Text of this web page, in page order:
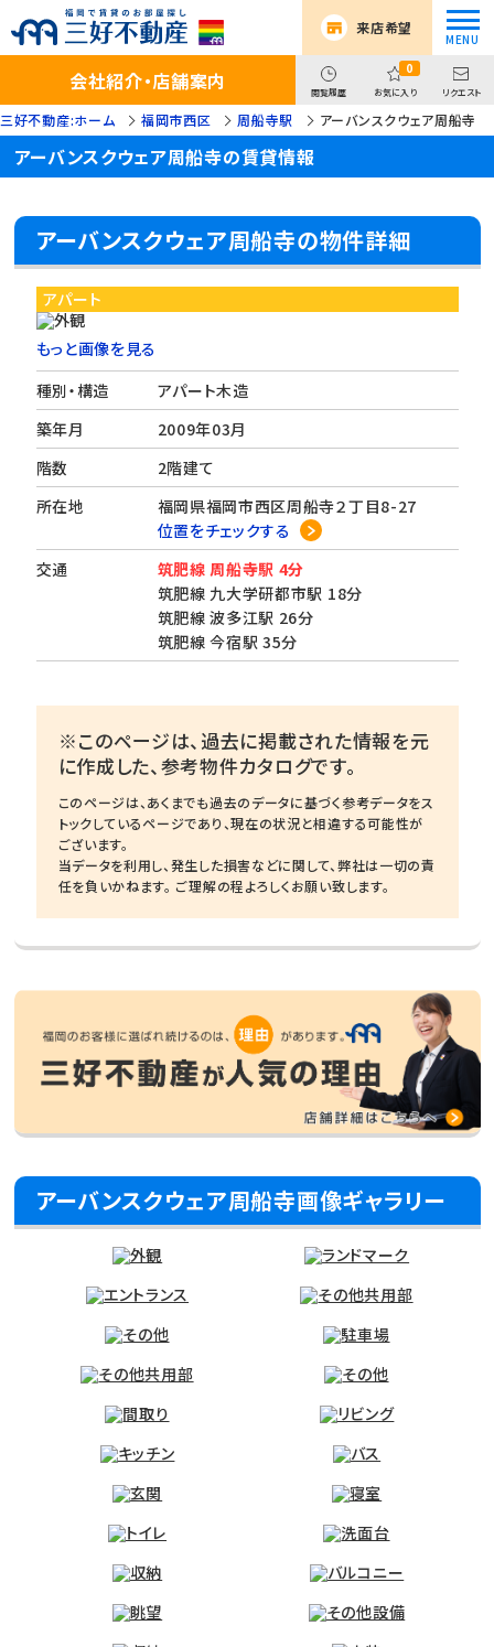
来店希望
会社紹介・店舗案内 閲覧履歴
0
お気に入り リクエスト
三好不動産:ホーム 福岡市西区 周船寺駅 アーバンスクウェア周船寺
アーバンスクウェア周船寺の賃貸情報
アーバンスクウェア周船寺の物件詳細
アパート
もっと画像を見る
種別・構造
アパート木造
築年月
2009年03月
階数
2階建て
所在地
福岡県福岡市西区周船寺２丁目8-27
位置をチェックする
交通
筑肥線 周船寺駅 4分
筑肥線 九大学研都市駅 18分
筑肥線 波多江駅 26分
筑肥線 今宿駅 35分
※このページは、過去に掲載された情報を元
に作成した、参考物件カタログです。
このページは、あくまでも過去のデータに基づく参考データをス
トックしているページであり、現在の状況と相違する可能性が
ございます。
当データを利用し、発生した損害などに関して、弊社は一切の責
任を負いかねます。 ご理解の程よろしくお願い致します。
アーバンスクウェア周船寺画像ギャラリー